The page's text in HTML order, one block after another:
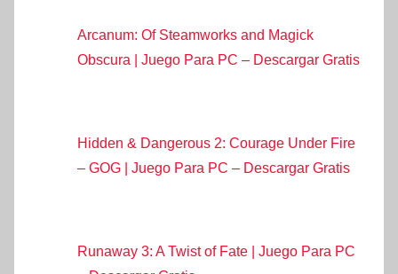
Arcanum: Of Steamworks and Magick
Obscura | Juego Para PC – Descargar Gratis
Hidden & Dangerous 2: Courage Under Fire
– GOG | Juego Para PC – Descargar Gratis
Runaway 3: A Twist of Fate | Juego Para PC